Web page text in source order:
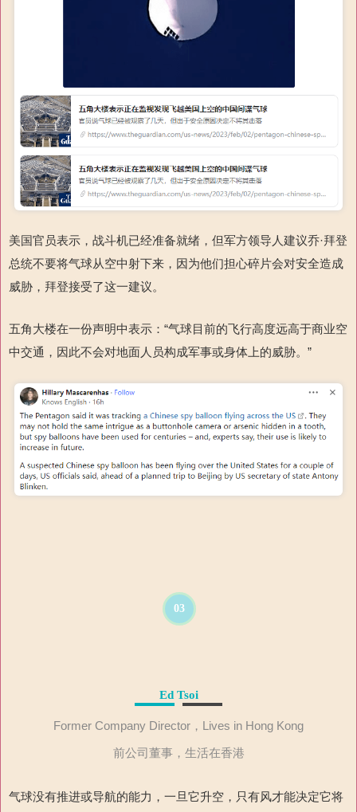
美国官员表示，战斗机已经准备就绪，但军方领导人建议乔·拜登
总统不要将气球从空中射下来，因为他们担心碎片会对安全造成
威胁，拜登接受了这一建议。
五角大楼在一份声明中表示：“气球目前的飞行高度远高于商业空
中交通，因此不会对地面人员构成军事或身体上的威胁。”
03
Ed Tsoi
Former Company Director，Lives in Hong Kong
前公司董事，生活在香港
气球没有推进或导航的能力，一旦它升空，只有风才能决定它将